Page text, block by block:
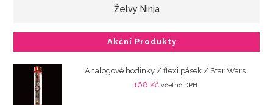
Želvy Ninja
Akční Produkty
Analogové hodinky / flexi pásek / Star Wars
168 Kč včetně DPH